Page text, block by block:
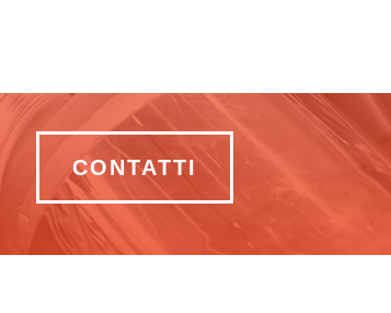
CONTATTI